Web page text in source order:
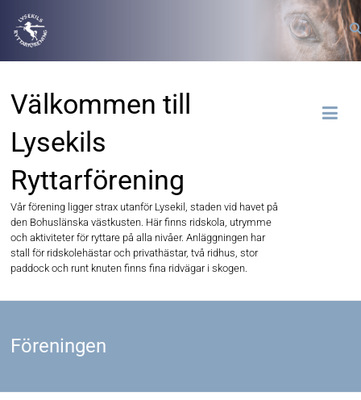
Välkommen till
Lysekils
Ryttarförening
Vår förening ligger strax utanför Lysekil, staden vid havet på
den Bohuslänska västkusten. Här finns ridskola, utrymme
och aktiviteter för ryttare på alla nivåer. Anläggningen har
stall för ridskolehästar och privathästar, två ridhus, stor
paddock och runt knuten finns fina ridvägar i skogen.
Föreningen